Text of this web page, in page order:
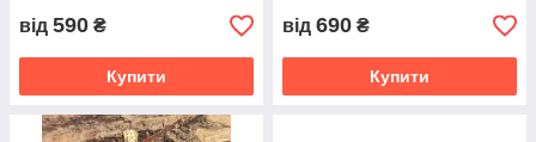
від 590 ₴
Купити
від 690 ₴
Купити